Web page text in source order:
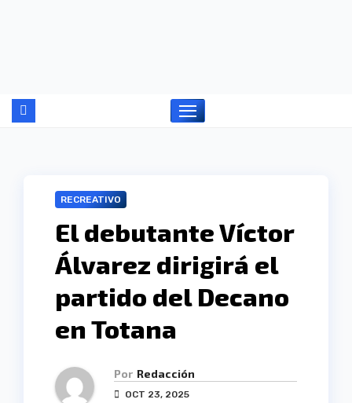
RECREATIVO
El debutante Víctor
Álvarez dirigirá el
partido del Decano
en Totana
Por Redacción
OCT 23, 2025